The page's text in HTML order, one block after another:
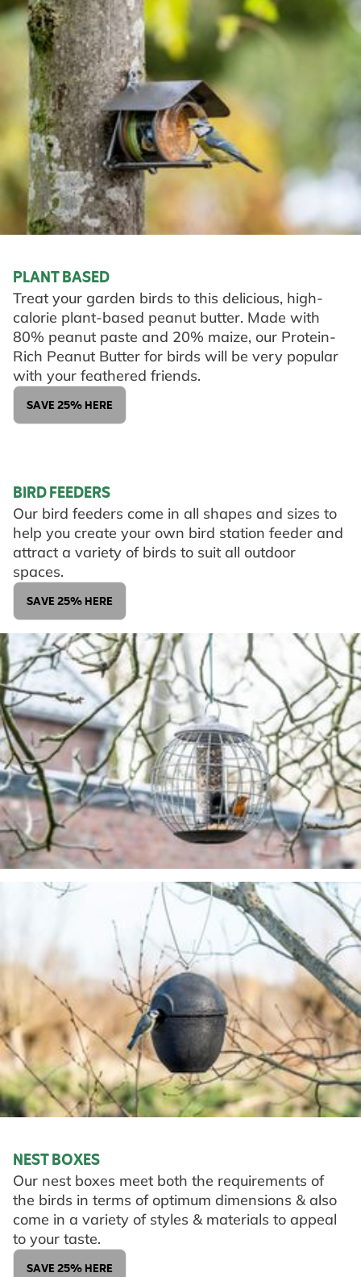
PLANT BASED
Treat your garden birds to this delicious, high-
calorie plant-based peanut butter. Made with
80% peanut paste and 20% maize, our Protein-
Rich Peanut Butter for birds will be very popular
with your feathered friends.
SAVE 25% HERE
BIRD FEEDERS
Our bird feeders come in all shapes and sizes to
help you create your own bird station feeder and
attract a variety of birds to suit all outdoor
spaces.
SAVE 25% HERE
NEST BOXES
Our nest boxes meet both the requirements of
the birds in terms of optimum dimensions & also
come in a variety of styles & materials to appeal
to your taste.
SAVE 25% HERE